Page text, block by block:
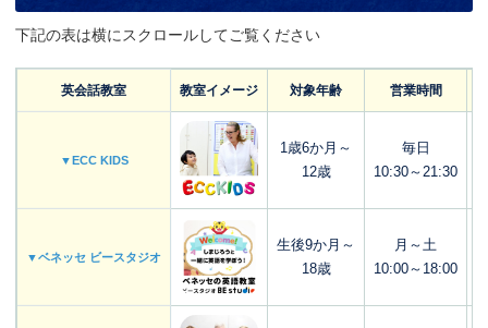
下記の表は横にスクロールしてご覧ください
英会話教室 教室イメージ 対象年齢 営業時間
▼ECC KIDS
1歳6か月～
12歳
毎日
10:30～21:30
▼ベネッセ ビースタジオ
生後9か月～
18歳
月～土
10:00～18:00